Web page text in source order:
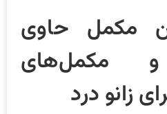
مکمل حاوی
و مکمل‌های
زانو درد